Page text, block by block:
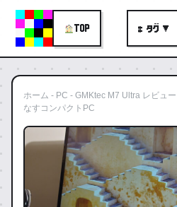
TOP # タグ ▼
ホーム - PC - GMKtec M7 Ultra レビュ
なすコンパクトPC